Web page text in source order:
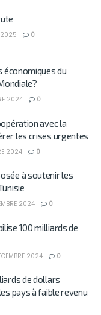
2025 0
économiques du
2024 0
avec la
les crises urgentes
2024 0
à soutenir les
2024 0
100 milliards de
2024 0
de dollars
pays à faible revenu